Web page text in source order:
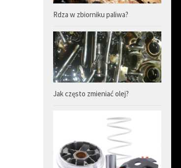
Rdza w zbiorniku paliwa?
Jak często zmieniać olej?